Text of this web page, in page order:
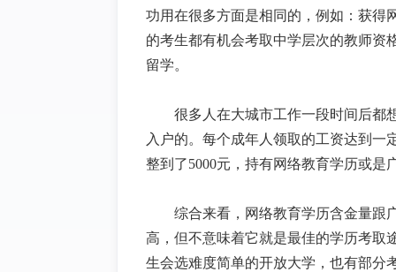
功用在很多方面是相同的，例如：获得
的考生都有机会考取中学层次的教师资
留学。
很多人在大城市工作一段时间后都
入户的。每个成年人领取的工资达到一
整到了5000元，持有网络教育学历或
综合来看，网络教育学历含金量跟
高，但不意味着它就是最佳的学历考取
生会选难度简单的开放大学，也有部分